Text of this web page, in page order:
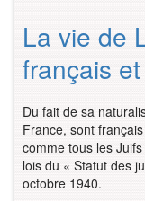
La vie de
français
Du fait de sa
France, sont
comme tous les
lois du « Statut des
octobre 1940.